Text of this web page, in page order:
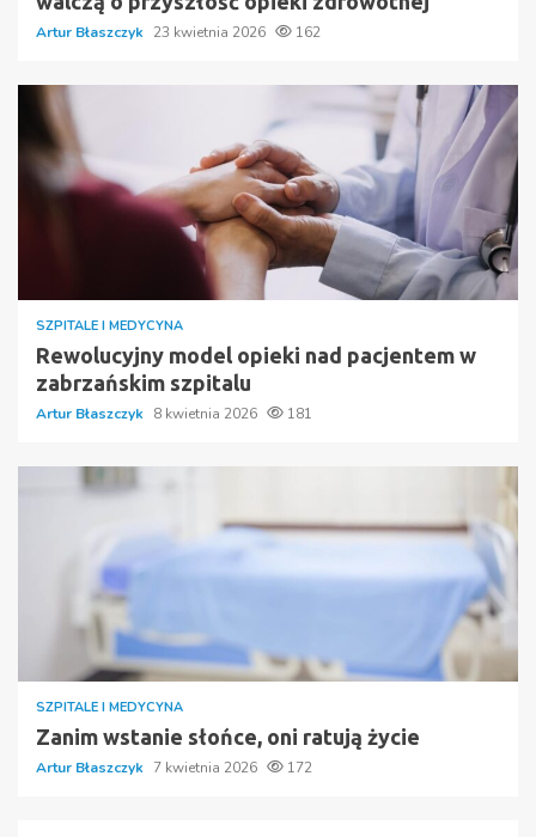
Artur Błaszczyk 23 kwietnia 2026 162
SZPITALE I MEDYCYNA
Rewolucyjny model opieki nad pacjentem w
zabrzańskim szpitalu
Artur Błaszczyk 8 kwietnia 2026 181
SZPITALE I MEDYCYNA
Zanim wstanie słońce, oni ratują życie
Artur Błaszczyk 7 kwietnia 2026 172